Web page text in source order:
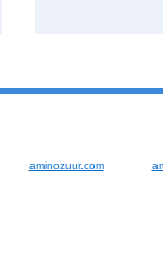
aminozuur.com